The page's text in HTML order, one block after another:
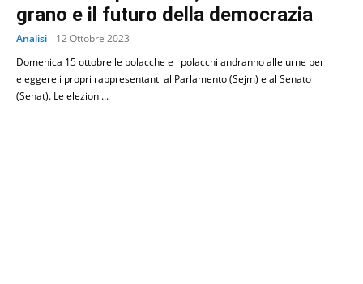
grano e il futuro della democrazia
Analisi
12 Ottobre 2023
Domenica 15 ottobre le polacche e i polacchi andranno alle urne per
eleggere i propri rappresentanti al Parlamento (Sejm) e al Senato
(Senat). Le elezioni...